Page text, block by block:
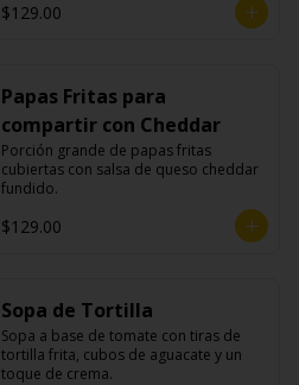
$129.00
Papas Fritas para
compartir con Cheddar
Porción grande de papas fritas
cubiertas con salsa de queso cheddar
fundido.
$129.00
Sopa de Tortilla
Sopa a base de tomate con tiras de
tortilla frita, cubos de aguacate y un
toque de crema.